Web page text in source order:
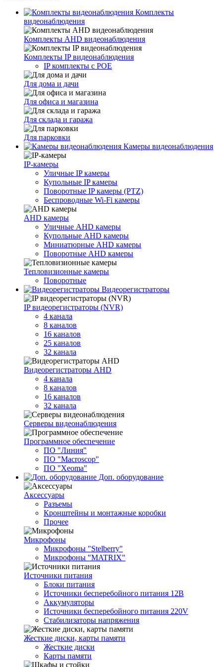
Комплекты
видеонаблюдения
Комплекты AHD видеонаблюдения
Комплекты IP видеонаблюдения
IP комплекты с POE
Для дома и дачи
Для офиса и магазина
Для склада и гаража
Для парковки
Камеры видеонаблюдения
IP-камеры
Уличные IP камеры
Купольные IP камеры
Поворотные IP камеры (PTZ)
Беспроводные Wi-Fi камеры
AHD камеры
Уличные AHD камеры
Купольные AHD камеры
Миниатюрные AHD камеры
Поворотные AHD камеры
Тепловизионные камеры
Поворотные
Видеорегистраторы
IP видеорегистраторы (NVR)
4 канала
8 каналов
16 каналов
25 каналов
32 канала
Видеорегистраторы AHD
4 канала
8 каналов
16 каналов
32 канала
Серверы видеонаблюдения
Программное обеспечение
ПО "Линия"
ПО "Macroscop"
ПО "Xeoma"
Доп. оборудование
Аксессуары
Разъемы
Кронштейны и монтажные коробки
Прочее
Микрофоны
Микрофоны "Stelberry"
Микрофоны "MATRIX"
Источники питания
Блоки питания
Источники бесперебойного питания 12В
Аккумуляторы
Источники бесперебойного питания 220V
Стабилизаторы напряжения
Жесткие диски, карты памяти
Жесткие диски
Карты памяти